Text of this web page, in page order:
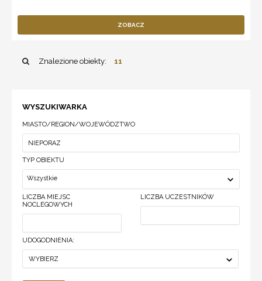
ZOBACZ
Znalezione obiekty: 11
WYSZUKIWARKA
MIASTO/REGION/WOJEWÓDZTWO
TYP OBIEKTU
Wszystkie
LICZBA MIEJSC
NOCLEGOWYCH
LICZBA UCZESTNIKÓW
UDOGODNIENIA:
WYBIERZ